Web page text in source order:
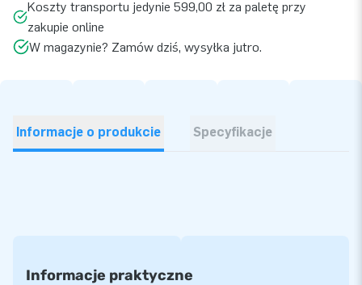
Koszty transportu jedynie 599,00 zł za paletę przy
zakupie online
W magazynie? Zamów dziś, wysyłka jutro.
Informacje o produkcie Specyfikacje
Informacje praktyczne